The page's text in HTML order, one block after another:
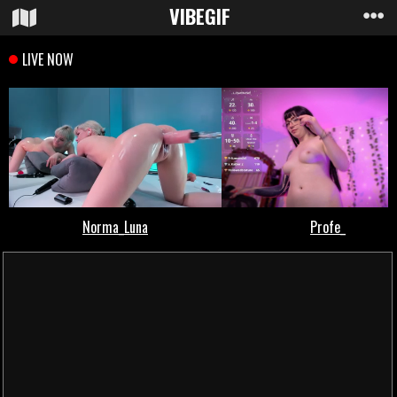
VIBEGIF